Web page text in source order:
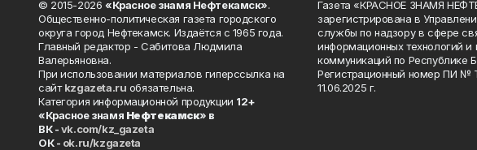
© 2015-2026 «Красное знамя Нефтекамск».
Общественно-политическая газета городского
округа город Нефтекамск. Издаётся с 1965 года.
Главный редактор - Сабитова Людмила
Валерьяновна.
При использовании материалов гиперссылка на
сайтkzgazeta.ru обязательна.
Категория информационной продукции 12+
«Красное знамя Нефтекамск» в
ВК -vk.com/kz_gazeta
ОК - ok.ru/kzgazeta
Газета «КРАСНОЕ ЗНАМЯ
зарегистрирована в
службы по надзору в сфере
информационных технологий
коммуникаций по Республике
Регистрационный номер ПИ №
11.06.2025 г.